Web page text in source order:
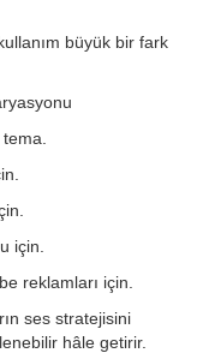
büyük bir fark
için.
reklamları için.
ses stratejisini
hâle getirir.